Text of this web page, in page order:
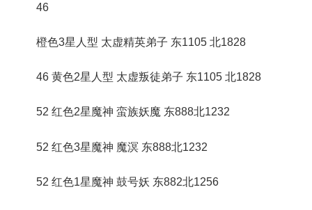
46
橙色3星人型 太虚精英弟子 东1105 北1828
46 黄色2星人型 太虚叛徒弟子 东1105 北1828
52 红色2星魔神 蛮族妖魔 东888北1232
52 红色3星魔神 魔溟 东888北1232
52 红色1星魔神 鼓号妖 东882北1256